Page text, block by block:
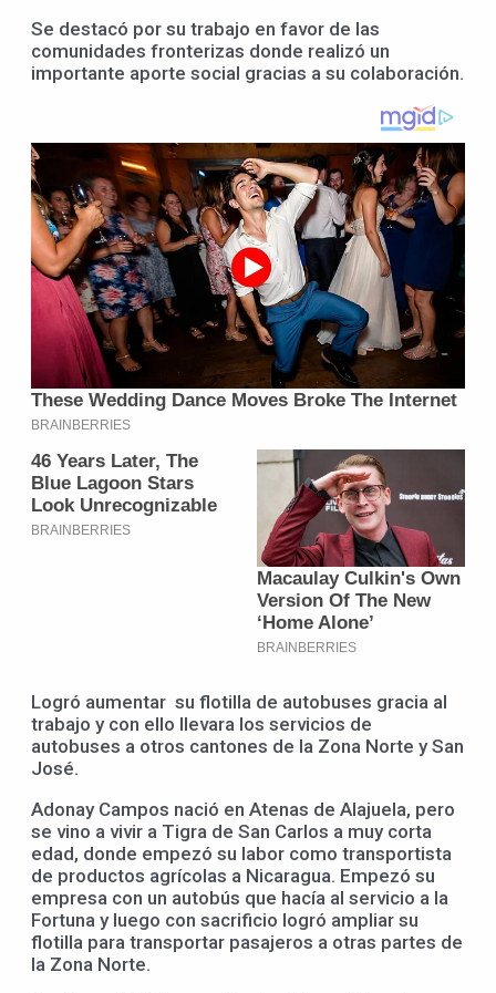
Se destacó por su trabajo en favor de las
comunidades fronterizas donde realizó un
importante aporte social gracias a su colaboración.
Logró aumentar su flotilla de autobuses gracia al
trabajo y con ello llevara los servicios de
autobuses a otros cantones de la Zona Norte y San
José.
Adonay Campos nació en Atenas de Alajuela, pero
se vino a vivir a Tigra de San Carlos a muy corta
edad, donde empezó su labor como transportista
de productos agrícolas a Nicaragua. Empezó su
empresa con un autobús que hacía al servicio a la
Fortuna y luego con sacrificio logró ampliar su
flotilla para transportar pasajeros a otras partes de
la Zona Norte.